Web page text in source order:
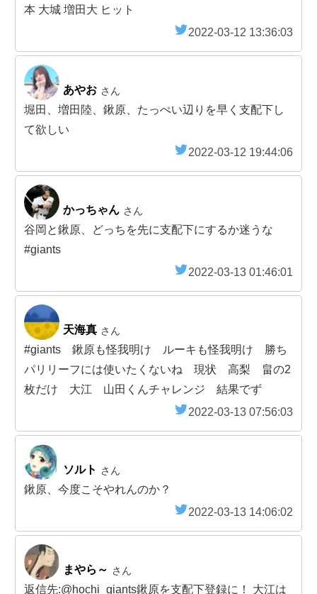
本 大城 増田大 ヒット
2022-03-12 13:36:03
あやお さん
堀田、増田陸、鍬原、たっぺい辺りを早く支配下し
て欲しい
2022-03-12 19:44:06
かっちゃん さん
谷岡と鍬原、どっちを先に支配下にするか迷うな
#giants
2022-03-13 01:46:01
天海真 さん
#giants 鍬原も怪我明け ルーキも怪我明け 勝ち
パリリーフには使いたくないね 現状 高梨 畠の2
枚だけ 大江 山田くんチャレンジ 結果でず
2022-03-13 07:56:03
ソルト さん
鍬原、今度こそやれんのか？
2022-03-13 14:06:02
まやら～ さん
返信先:@hochi_giants鍬原を支配下登録に！ 大江は